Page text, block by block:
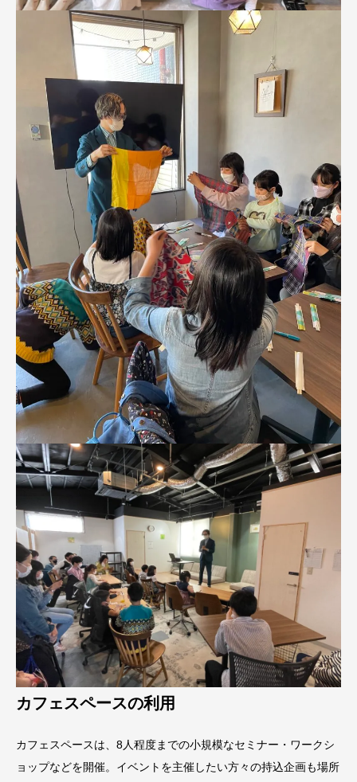
カフェスペースの利用
カフェスペースは、8人程度までの小規模なセミナー・ワークシ
ョップなどを開催。イベントを主催したい方々の持込企画も場所